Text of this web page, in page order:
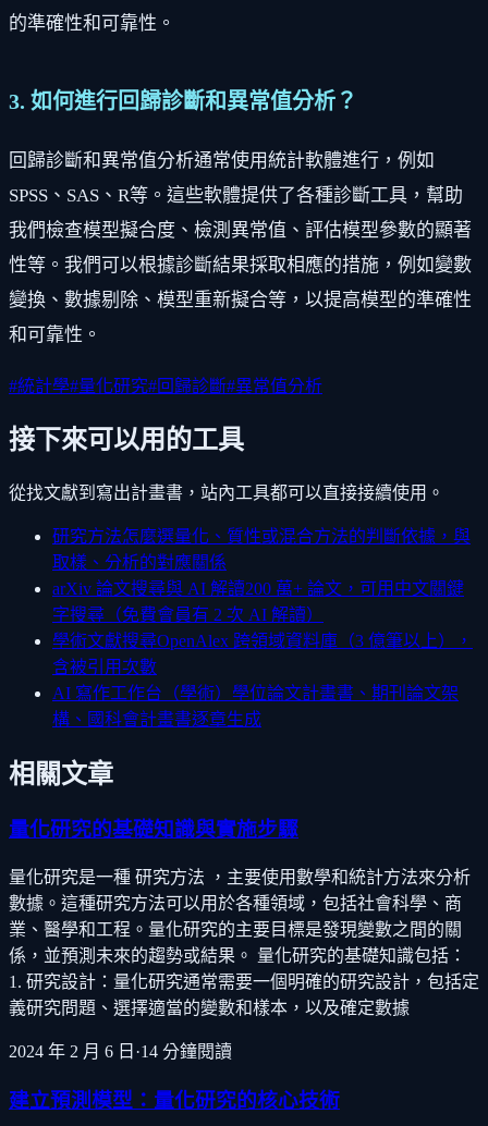
的準確性和可靠性。
3. 如何進行回歸診斷和異常值分析？
回歸診斷和異常值分析通常使用統計軟體進行，例如
SPSS、SAS、R等。這些軟體提供了各種診斷工具，幫助
我們檢查模型擬合度、檢測異常值、評估模型參數的顯著
性等。我們可以根據診斷結果採取相應的措施，例如變數
變換、數據剔除、模型重新擬合等，以提高模型的準確性
和可靠性。
#統計學#量化研究#回歸診斷#異常值分析
接下來可以用的工具
從找文獻到寫出計畫書，站內工具都可以直接接續使用。
研究方法怎麼選量化、質性或混合方法的判斷依據，與
取樣、分析的對應關係
arXiv 論文搜尋與 AI 解讀200 萬+ 論文，可用中文關鍵
字搜尋（免費會員有 2 次 AI 解讀）
學術文獻搜尋OpenAlex 跨領域資料庫（3 億筆以上），
含被引用次數
AI 寫作工作台（學術） 學位論文計畫書、期刊論文架
構、國科會計畫書逐章生成
相關文章
量化研究的基礎知識與實施步驟
量化研究是一種 研究方法 ，主要使用數學和統計方法來分析
數據。這種研究方法可以用於各種領域，包括社會科學、商
業、醫學和工程。量化研究的主要目標是發現變數之間的關
係，並預測未來的趨勢或結果。 量化研究的基礎知識包括：
1. 研究設計：量化研究通常需要一個明確的研究設計，包括定
義研究問題、選擇適當的變數和樣本，以及確定數據
2024 年 2 月 6 日 ·14 分鐘閱讀
建立預測模型：量化研究的核心技術